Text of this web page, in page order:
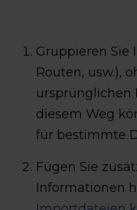
Gruppieren Sie
Routen, usw.),
ursprünglichen
diesem Weg
für bestimmte
Fügen Sie
Informationen